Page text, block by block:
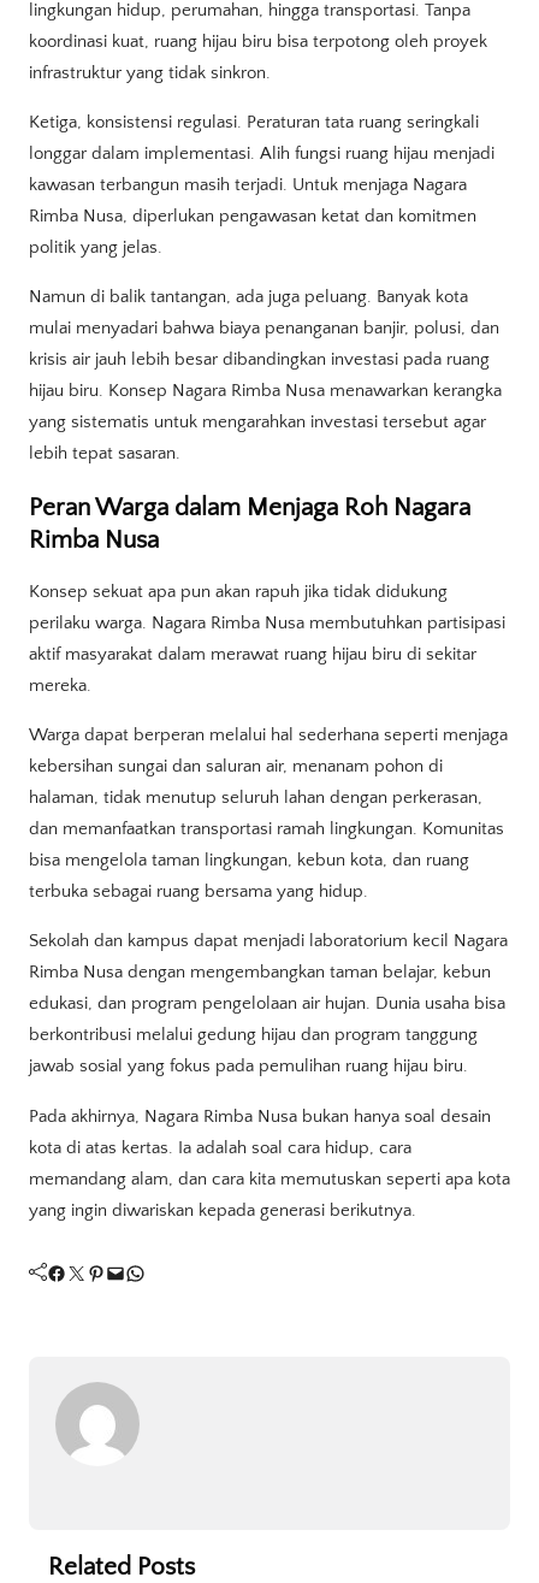
lingkungan hidup, perumahan, hingga transportasi. Tanpa
koordinasi kuat, ruang hijau biru bisa terpotong oleh proyek
infrastruktur yang tidak sinkron.
Ketiga, konsistensi regulasi. Peraturan tata ruang seringkali
longgar dalam implementasi. Alih fungsi ruang hijau menjadi
kawasan terbangun masih terjadi. Untuk menjaga Nagara
Rimba Nusa, diperlukan pengawasan ketat dan komitmen
politik yang jelas.
Namun di balik tantangan, ada juga peluang. Banyak kota
mulai menyadari bahwa biaya penanganan banjir, polusi, dan
krisis air jauh lebih besar dibandingkan investasi pada ruang
hijau biru. Konsep Nagara Rimba Nusa menawarkan kerangka
yang sistematis untuk mengarahkan investasi tersebut agar
lebih tepat sasaran.
Peran Warga dalam Menjaga Roh Nagara
Rimba Nusa
Konsep sekuat apa pun akan rapuh jika tidak didukung
perilaku warga. Nagara Rimba Nusa membutuhkan partisipasi
aktif masyarakat dalam merawat ruang hijau biru di sekitar
mereka.
Warga dapat berperan melalui hal sederhana seperti menjaga
kebersihan sungai dan saluran air, menanam pohon di
halaman, tidak menutup seluruh lahan dengan perkerasan,
dan memanfaatkan transportasi ramah lingkungan. Komunitas
bisa mengelola taman lingkungan, kebun kota, dan ruang
terbuka sebagai ruang bersama yang hidup.
Sekolah dan kampus dapat menjadi laboratorium kecil Nagara
Rimba Nusa dengan mengembangkan taman belajar, kebun
edukasi, dan program pengelolaan air hujan. Dunia usaha bisa
berkontribusi melalui gedung hijau dan program tanggung
jawab sosial yang fokus pada pemulihan ruang hijau biru.
Pada akhirnya, Nagara Rimba Nusa bukan hanya soal desain
kota di atas kertas. Ia adalah soal cara hidup, cara
memandang alam, dan cara kita memutuskan seperti apa kota
yang ingin diwariskan kepada generasi berikutnya.
Facebook Twitter Pinterest Mail WhatsApp
Related Posts